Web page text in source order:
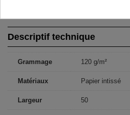
Descriptif technique
Grammage 120 g/m²
Matériaux Papier intissé
Largeur 50